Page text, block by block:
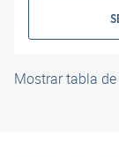
Mostrar tabla